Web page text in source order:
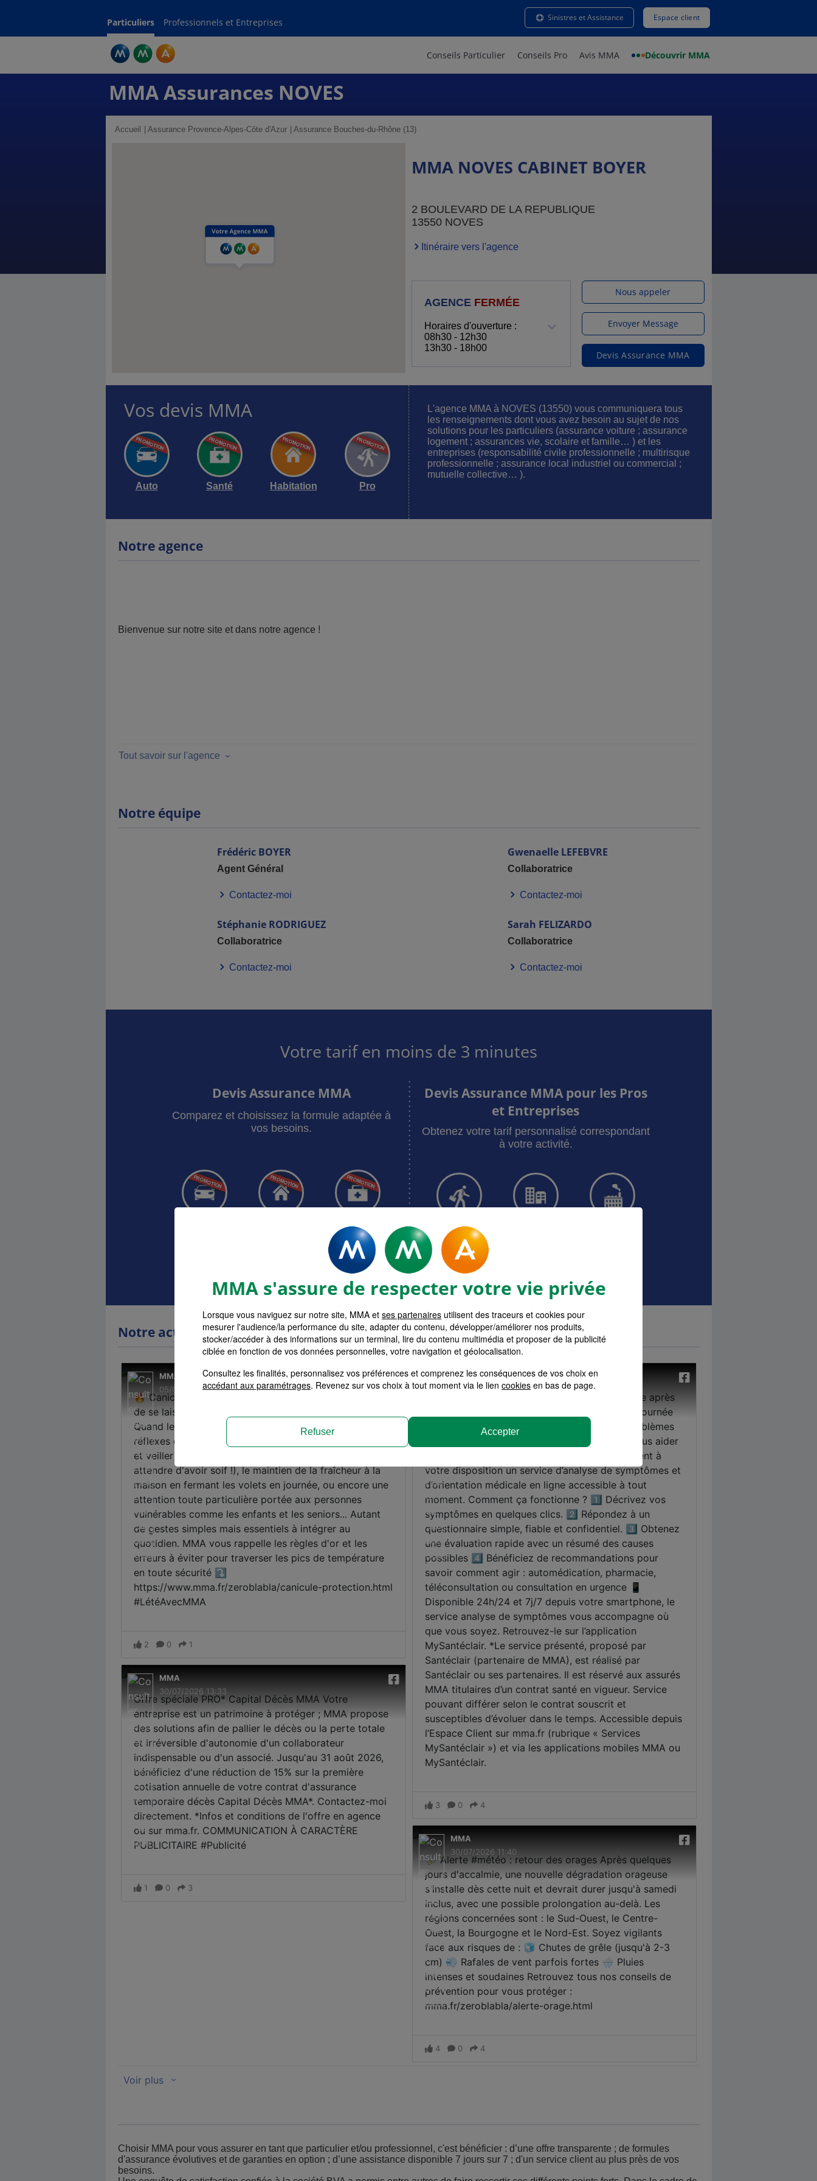
Particuliers Professionnels et Entreprises Sinistres et Assistance Espace client
Conseils Particulier Conseils Pro Avis MMA Découvrir MMA
MMA Assurances NOVES
Accueil Assurance Provence-Alpes-Côte d'Azur Assurance Bouches-du-Rhône (13)
MMA NOVES CABINET BOYER
2 BOULEVARD DE LA REPUBLIQUE
13550 NOVES
Itinéraire vers l'agence
AGENCE FERMÉE
Horaires d'ouverture :
08h30 - 12h30
13h30 - 18h00
Nous appeler
Envoyer Message
Devis Assurance MMA
Vos devis MMA
Auto Santé Habitation Pro
L'agence MMA à NOVES (13550) vous communiquera tous
les renseignements dont vous avez besoin au sujet de nos
solutions pour les particuliers (assurance voiture ; assurance
logement ; assurances vie, scolaire et famille… ) et les
entreprises (responsabilité civile professionnelle ; multirisque
professionnelle ; assurance local industriel ou commercial ;
mutuelle collective… ).
Notre agence
Bienvenue sur notre site et dans notre agence !
Tout savoir sur l'agence
Notre équipe
Frédéric BOYER
Agent Général
Contactez-moi
Gwenaelle LEFEBVRE
Collaboratrice
Contactez-moi
Stéphanie RODRIGUEZ
Collaboratrice
Contactez-moi
Sarah FELIZARDO
Collaboratrice
Contactez-moi
Votre tarif en moins de 3 minutes
Devis Assurance MMA
Comparez et choisissez la formule adaptée à
vos besoins.
Santé
Devis assurances MMA
Devis Assurance MMA pour les Pros
et Entreprises
Obtenez votre tarif personnalisé correspondant
à votre activité.
RC Pro
Devis assurances Pro
Notre actualité
Choisir MMA pour vous assurer en tant que particulier et/ou professionnel, c'est bénéficier : d’une offre transparente ; de formules
d'assurance évolutives et de garanties en option ; d’une assistance disponible 7 jours sur 7 ; d'un service client au plus près de vos
besoins.
MMA s'assure de respecter votre vie privée
Lorsque vous naviguez sur notre site, MMA et ses partenaires utilisent des traceurs et cookies pour
mesurer l'audience/la performance du site, adapter du contenu, développer/améliorer nos produits,
stocker/accéder à des informations sur un terminal, lire du contenu multimédia et proposer de la publicité
ciblée en fonction de vos données personnelles, votre navigation et géolocalisation.
Consultez les finalités, personnalisez vos préférences et comprenez les conséquences de vos choix en
accédant aux paramétrages. Revenez sur vos choix à tout moment via le lien cookies en bas de page.
Refuser Accepter